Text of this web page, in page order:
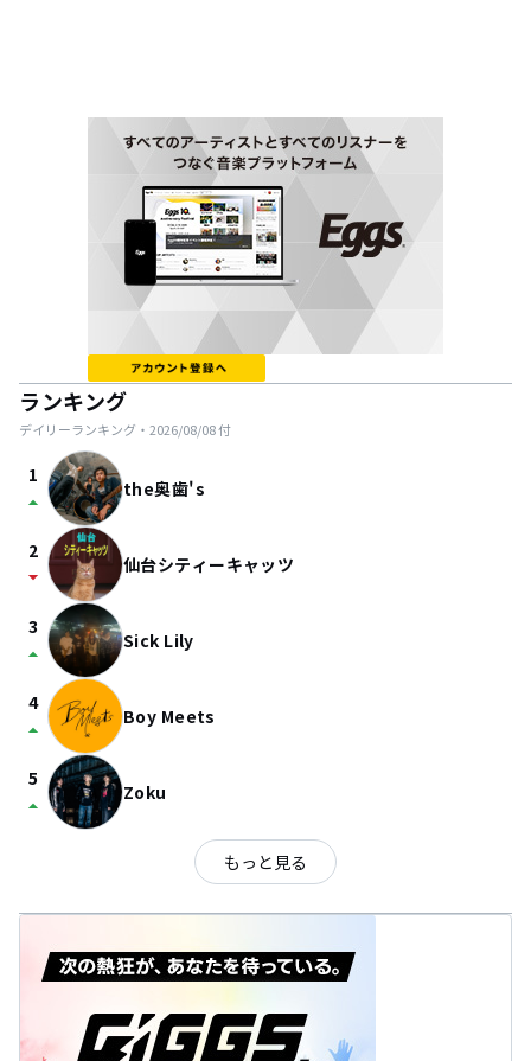
ランキング
デイリーランキング・ 2026/08/08付
1
arrow_drop_up the奥歯's
2
arrow_drop_down 仙台シティーキャッツ
3
arrow_drop_up Sick Lily
4
arrow_drop_up Boy Meets
5
arrow_drop_up Zoku
もっと見る